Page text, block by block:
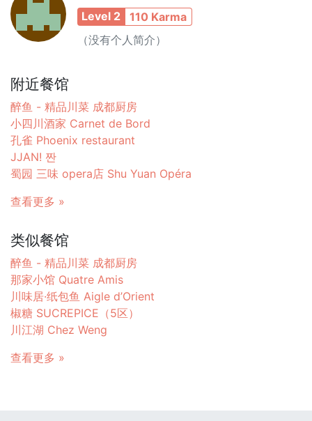
Level 2
110 Karma
（没有个人简介）
附近餐馆
醉鱼 - 精品川菜 成都厨房
小四川酒家 Carnet de Bord
孔雀 Phoenix restaurant
JJAN! 짠
蜀园 三味 opera店 Shu Yuan Opéra
查看更多 »
类似餐馆
醉鱼 - 精品川菜 成都厨房
那家小馆 Quatre Amis
川味居·纸包鱼 Aigle d’Orient
椒糖 SUCREPICE（5区）
川江湖 Chez Weng
查看更多 »